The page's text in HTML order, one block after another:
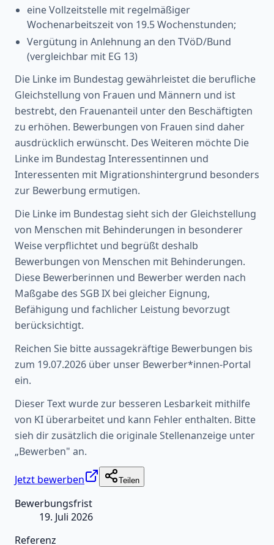
eine Vollzeitstelle mit regelmäßiger
Wochenarbeitszeit von 19.5 Wochenstunden;
Vergütung in Anlehnung an den TVöD/Bund
(vergleichbar mit EG 13)
Die Linke im Bundestag gewährleistet die berufliche
Gleichstellung von Frauen und Männern und ist
bestrebt, den Frauenanteil unter den Beschäftigten
zu erhöhen. Bewerbungen von Frauen sind daher
ausdrücklich erwünscht. Des Weiteren möchte Die
Linke im Bundestag Interessentinnen und
Interessenten mit Migrationshintergrund besonders
zur Bewerbung ermutigen.
Die Linke im Bundestag sieht sich der Gleichstellung
von Menschen mit Behinderungen in besonderer
Weise verpflichtet und begrüßt deshalb
Bewerbungen von Menschen mit Behinderungen.
Diese Bewerberinnen und Bewerber werden nach
Maßgabe des SGB IX bei gleicher Eignung,
Befähigung und fachlicher Leistung bevorzugt
berücksichtigt.
Reichen Sie bitte aussagekräftige Bewerbungen bis
zum 19.07.2026 über unser Bewerber*innen-Portal
ein.
Dieser Text wurde zur besseren Lesbarkeit mithilfe
von KI überarbeitet und kann Fehler enthalten. Bitte
sieh dir zusätzlich die originale Stellenanzeige unter
„Bewerben" an.
Jetzt bewerben Teilen
Bewerbungsfrist
19. Juli 2026
Referenz